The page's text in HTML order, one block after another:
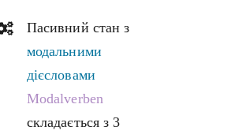
Пасивний стан з
модальними
дієсловами
Modalverben
складається з 3